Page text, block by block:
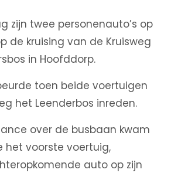
zijn twee personenauto’s op
de kruising van de Kruisweg
in Hoofddorp.
toen beide voertuigen
het Leenderbos inreden.
over de busbaan kwam
het voorste voertuig,
auto op zijn